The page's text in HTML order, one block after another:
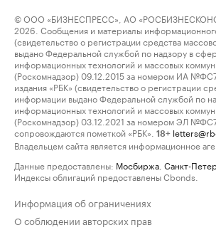
© ООО «БИЗНЕСПРЕСС», АО
2026. Сообщения и материалы
(свидетельство о регистрации средства
выдано Федеральной службой по надзору в
информационных технологий и массовых
(Роскомнадзор) 09.12.2015 за номером ИА
издания «РБК» (свидетельство о регистрации
информации выдано Федеральной службой по
информационных технологий и массовых
(Роскомнадзор) 03.12.2021 за номером ЭЛ
сопровождаются пометкой «РБК».
18+
Владельцем сайта является информационное
Данные предоставлены: Мосбиржа Санкт-
Индексы облигаций предоставлены Cbonds.
Информация об ограничениях
О соблюдении авторских прав